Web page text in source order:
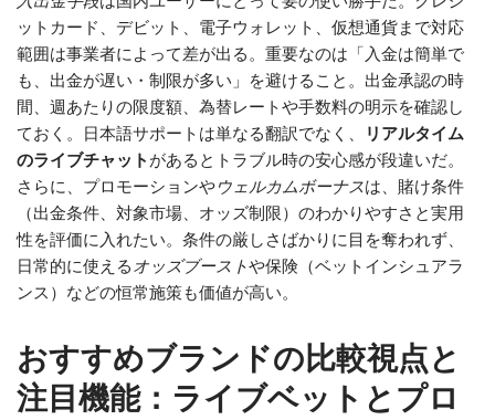
ットカード、デビット、電子ウォレット、仮想通貨まで対応
範囲は事業者によって差が出る。重要なのは「入金は簡単で
も、出金が遅い・制限が多い」を避けること。出金承認の時
間、週あたりの限度額、為替レートや手数料の明示を確認し
ておく。日本語サポートは単なる翻訳でなく、
リアルタイム
のライブチャット があるとトラブル時の安心感が段違いだ。
さらに、プロモーションやウェルカムボーナスは、賭け条件
（出金条件、対象市場、オッズ制限）のわかりやすさと実用
性を評価に入れたい。条件の厳しさばかりに目を奪われず、
日常的に使える オッズブーストや保険（ベットインシュアラ
ンス）などの恒常施策も価値が高い。
おすすめブランドの比較視点と
注目機能：ライブベットとプロ